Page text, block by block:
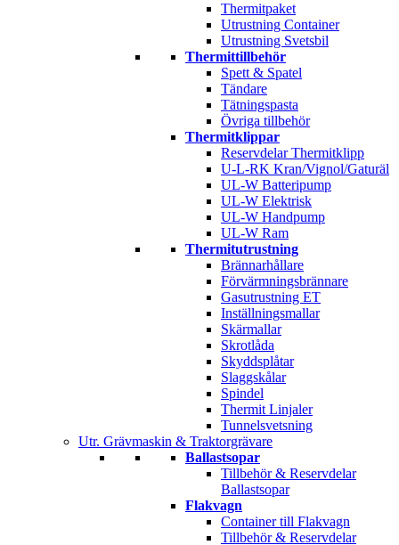
Thermitpaket
Utrustning Container
Utrustning Svetsbil
Thermittillbehör
Spett & Spatel
Tändare
Tätningspasta
Övriga tillbehör
Thermitklippar
Reservdelar Thermitklipp
U-L-RK Kran/Vignol/Gaturäl
UL-W Batteripump
UL-W Elektrisk
UL-W Handpump
UL-W Ram
Thermitutrustning
Brännarhållare
Förvärmningsbrännare
Gasutrustning ET
Inställningsmallar
Skärmallar
Skrotlåda
Skyddsplåtar
Slaggskålar
Spindel
Thermit Linjaler
Tunnelsvetsning
Utr. Grävmaskin & Traktorgrävare
Ballastsopar
Tillbehör & Reservdelar
Ballastsopar
Flakvagn
Container till Flakvagn
Tillbehör & Reservdelar